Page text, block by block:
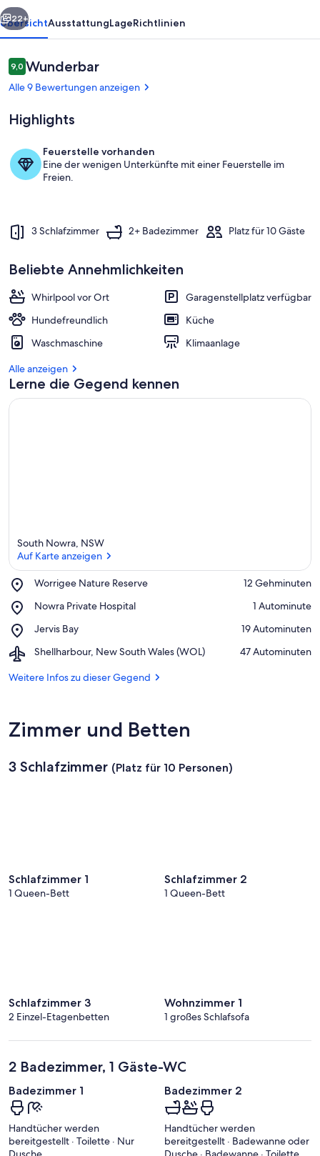
with
Spa,
Pizza
Oven
Cozy
Fire
Pit
Weiter
22+
ÜbersichtAusstattungLageRichtlinien
Bewertungen
9,09,0 von 10.
Wunderbar
Alle 9 Bewertungen anzeigen
Highlights
Feuerstelle vorhanden
Eine der wenigen Unterkünfte mit einer Feuerstelle im
Freien.
3 Schlafzimmer 2+ Badezimmer Platz für 10 Gäste
Beliebte Annehmlichkeiten
Whirlpool vor Ort
Garagenstellplatz verfügbar
Hundefreundlich
Küche
Waschmaschine
Klimaanlage
Alle anzeigen
Lerne die Gegend kennen
South Nowra, NSW
Auf Karte anzeigen
Worrigee Nature Reserve
Place,
Nature
‪12 Gehminuten‬
Nowra Private Hospital
Place,
Private
‪1 Autominute‬
Jervis Bay
Place,
Bay
‪19 Autominuten‬
Shellharbour, New South Wales (WOL)
Airport,
New
‪47 Autominuten‬
Weitere Infos zu dieser Gegend
Zimmer und Betten
3 Schlafzimmer (Platz für 10 Personen)
Schlafzimmer 1
1 Queen-Bett
Schlafzimmer 2
1 Queen-Bett
Schlafzimmer 3
2 Einzel-Etagenbetten
Wohnzimmer 1
1 großes Schlafsofa
2 Badezimmer, 1 Gäste-WC
Badezimmer 1
Handtücher werden
bereitgestellt · Toilette · Nur
Badezimmer 2
Handtücher werden
bereitgestellt · Badewanne oder